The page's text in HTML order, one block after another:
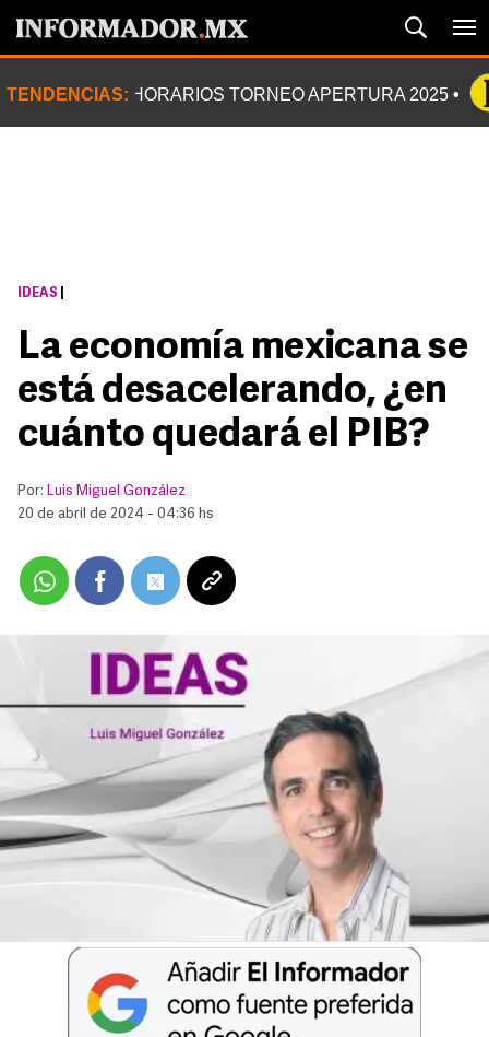
TENDENCIAS: HORARIOS TORNEO APERTURA 2025
IDEAS
La economía mexicana se
está desacelerando, ¿en
cuánto quedará el PIB?
Por: Luis Miguel González
20 de abril de 2024 - 04:36 hs